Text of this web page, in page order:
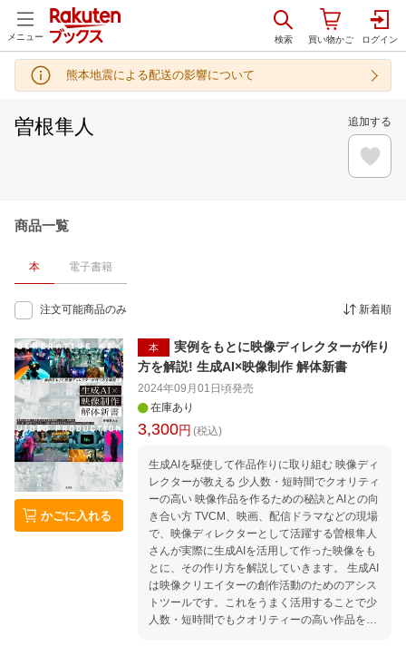
メニュー
熊本地震による配送の影響について
曽根隼人 追加する
商品一覧
本 電子書籍
注文可能商品のみ 新着順
かごに入れる
本
実例をもとに映像ディレクターが作り
方を解説! 生成AI×映像制作 解体新書
2024年09月01日頃発売
在庫あり
3,300円 (税込)
生成AIを駆使して作品作りに取り組む 映像ディ
レクターが教える 少人数・短時間でクオリティ
ーの高い 映像作品を作るための秘訣とAIとの向
き合い方 TVCM、映画、配信ドラマなどの現場
で、映像ディレクターとして活躍する曽根隼人
さんが実際に生成AIを活用して作った映像をも
とに、その作り方を解説していきます。 生成AI
は映像クリエイターの創作活動のためのアシス
トツールです。これをうまく活用することで少
人数・短時間でもクオリティーの高い作品を作